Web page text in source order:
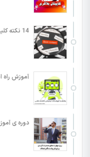
14 نکته کلیدی برای تولید محتوا
آموزش راه
دوره ی